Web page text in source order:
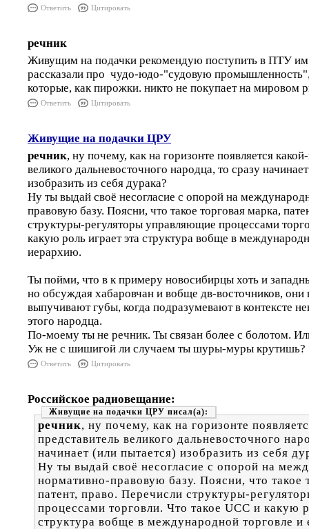
Ответить Цитировать
речник
Живущим на подачки рекомендую поступить в ПТУ
рассказали про чудо-юдо-"судовую
которые, как пирожки. никто не покупает на мировом
Ответить Цитировать
Живущие на подачки ЦРУ
речник, ну почему, как на горизонте появляется
великого дальневосточного народца, то сразу
изобразить из себя дурака?
Ну ты выдай своё несогласие с опорой на
правовую базу. Поясни, что такое торговая марка,
структуры-регуляторы управляющие процессами
какую роль играет эта структура вобще в
иерархию.
Ты пойми, что в к примеру новосибирцы хоть и
но обсуждая хабаровчан и вобще дв-восточников, они
выпучивают губы, когда подразумевают в контексте
этого народца.
По-моему ты не речник. Ты связан более с болотом.
Уж не с шишигой ли случаем ты шуры-муры крутишь?
Ответить Цитировать
Российское радиовещание:
Живущие на подачки ЦРУ
речник, ну почему, как на горизонте
представитель великого дальневосточного
начинает (или пытается) изобразить из себя
Ну ты выдай своё несогласие с опорой на
нормативно-правовую базу. Поясни, что такое
патент, право. Перечисли структуры-
процессами торговли. Что такое UCC и какую
структура вобще в международной торговле и